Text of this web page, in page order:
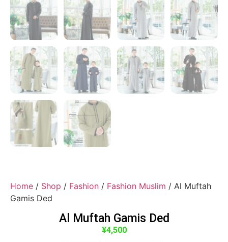
Home / Shop / Fashion / Fashion Muslim / Al Muftah
Gamis Ded
Al Muftah Gamis Ded
¥4,500